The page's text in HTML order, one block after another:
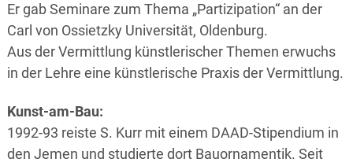
Er gab Seminare zum Thema „Partizipation“ an der
Carl von Ossietzky Universität, Oldenburg.
Aus der Vermittlung künstlerischer Themen erwuchs
in der Lehre eine künstlerische Praxis der Vermittlung.
Kunst-am-Bau:
1992-93 reiste S. Kurr mit einem DAAD-Stipendium in
den Jemen und studierte dort Bauornamentik. Seit